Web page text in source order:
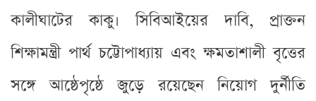
কালীঘাটের কাকু। সিবিআইয়ের দাবি, প্রাক্তন
শিক্ষামন্ত্রী পার্থ চট্টোপাধ্যায় এবং ক্ষমতাশালী বৃত্তের
সঙ্গে আষ্ঠেপৃষ্ঠে জুড়ে রয়েছেন নিয়োগ দুর্নীতি